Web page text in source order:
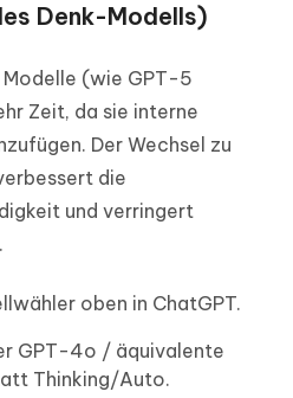
Denk-Modells)
(wie GPT-5
Zeit, da sie interne
Der Wechsel zu
die
und verringert
oben in ChatGPT.
GPT-4o / äquivalente
Thinking/Auto.